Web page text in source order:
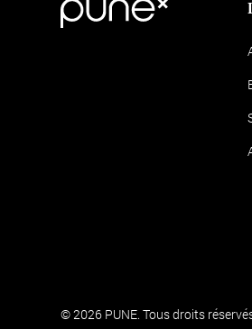
© 2026 PUNE. Tous droits